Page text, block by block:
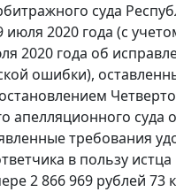
суда
июля 2020 года (с
2020 года об
ошибки),
апелляционного суда
требования
в пользу
2 866 969 рублей 73